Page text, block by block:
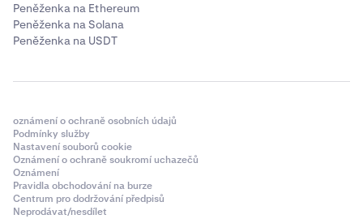
Peněženka na Ethereum
Peněženka na Solana
Peněženka na USDT
oznámení o ochraně osobních údajů
Podmínky služby
Nastavení souborů cookie
Oznámení o ochraně soukromí uchazečů
Oznámení
Pravidla obchodování na burze
Centrum pro dodržování předpisů
Neprodávat/nesdílet